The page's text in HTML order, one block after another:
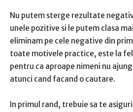
Nu putem sterge rezultate
unele pozitive si le putem clasa
eliminam pe cele negative din
toate motivele practice, este la
pentru ca aproape nimeni nu
atunci cand facand o cautare.
In primul rand, trebuie sa te